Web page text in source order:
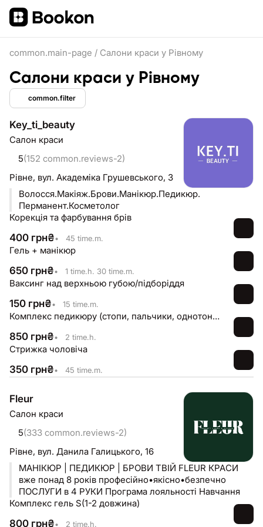
common.main-page / Салони краси у Рівному
Салони краси у Рівному
common.filter
Key_ti_beauty
Салон краси
5(152 common.reviews-2)
Рівне, вул. Академіка Грушевського, 3
Волосся.Макіяж.Брови.Манікюр.Педикюр.
Перманент.Косметолог
Корекція та фарбування брів
400 грн₴• 45 time.m.
Гель + манікюр
650 грн₴• 1 time.h. 30 time.m.
Ваксинг над верхньою губою/підборіддя
150 грн₴• 15 time.m.
Комплекс педикюру (стопи, пальчики, однотонне покриття)
850 грн₴• 2 time.h.
Стрижка чоловіча
350 грн₴• 45 time.m.
Fleur
Салон краси
5(333 common.reviews-2)
Рівне, вул. Данила Галицького, 16
МАНІКЮР | ПЕДИКЮР | БРОВИ ТВІЙ FLEUR КРАСИ
вже понад 8 років професійно•якісно•безпечно
ПОСЛУГИ в 4 РУКИ Програма лояльності Навчання
Комплекс гель S(1-2 довжина)
800 грн₴• 2 time.h.